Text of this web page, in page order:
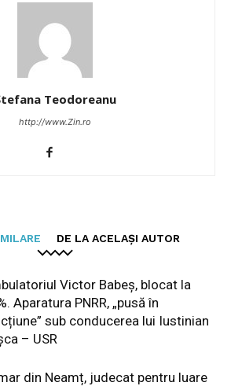
Teodoreanu
http://www.Zin.ro
DE LA ACELAȘI AUTOR
Victor Babeș, blocat la
Aparatura PNRR, „pusă în
sub conducerea lui Iustinian
– USR
din Neamț, judecat pentru luare